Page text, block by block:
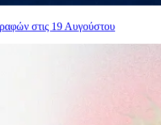
στις 19 Αυγούστου